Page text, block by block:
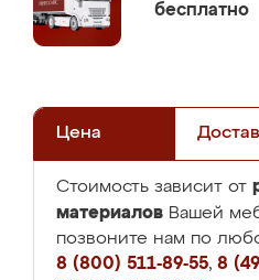
бесплатно
Цена
Стоимость зависит от
материалов Вашей
позвоните нам по
8 (800) 511-89-55, 8